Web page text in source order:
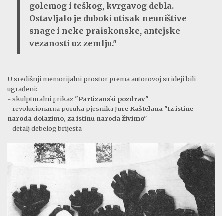
golemog i teškog, kvrgavog debla.
Ostavljalo je duboki utisak neuništive
snage i neke praiskonske, antejske
vezanosti uz zemlju."
U središnji memorijalni prostor prema autorovoj su ideji bili
ugrađeni:
- skulpturalni prikaz "Partizanski pozdrav"
- revolucionarna poruka pjesnika Jure Kaštelana "Iz istine
naroda dolazimo, za istinu naroda živimo"
- detalj debelog brijesta